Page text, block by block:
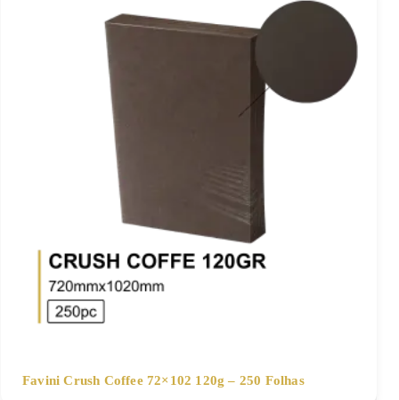
Favini Crush Coffee 72×102 120g – 250 Folhas